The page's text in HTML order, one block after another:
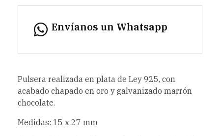
Envíanos un Whatsapp
Pulsera realizada en plata de Ley 925, con
acabado chapado en oro y galvanizado marrón
chocolate.
Medidas: 15 x 27 mm